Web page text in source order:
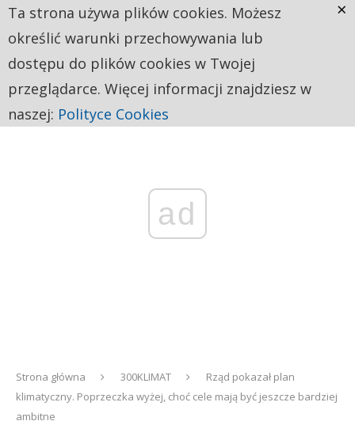
ad
Strona główna 300KLIMAT
Rząd pokazał plan
klimatyczny. Poprzeczka wyżej, choć cele mają być jeszcze bardziej
ambitne
Ta strona używa plików cookies. Możesz
określić warunki przechowywania lub
dostępu do plików cookies w Twojej
przeglądarce. Więcej informacji znajdziesz w
naszej: Polityce Cookies
×